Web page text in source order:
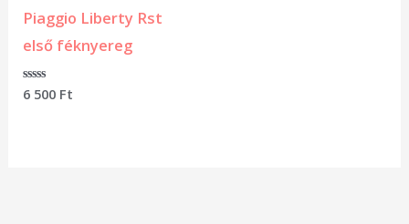
Piaggio Liberty Rst
első féknyereg
Értékelés:
6 500 Ft